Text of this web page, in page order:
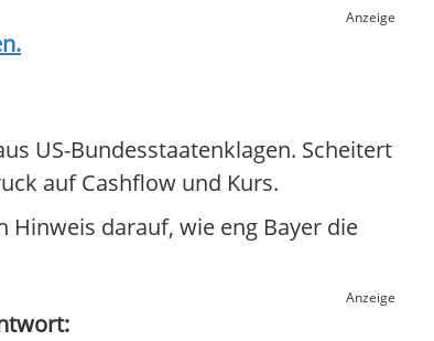
Anzeige
US-Bundesstaatenklagen. Scheitert
auf Cashflow und Kurs.
darauf, wie eng Bayer die
Anzeige